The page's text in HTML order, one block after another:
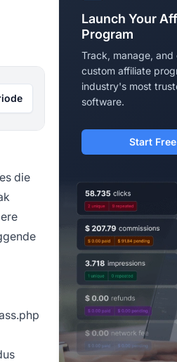
die
Launch Your
Program
Track, manage, and
custom affiliate
industry's most
software.
Start